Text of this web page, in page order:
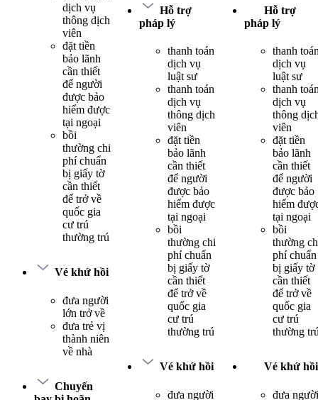
dịch vụ
thông dịch
viên
đặt tiền
bảo lãnh
cần thiết
để người
được bảo
hiểm được
tại ngoại
bồi
thường chi
phí chuẩn
bị giấy tờ
cần thiết
để trở về
quốc gia
cư trú
thường trú
Vé khứ hồi
đưa người
lớn trở về
đưa trẻ vị
thành niên
về nhà
Chuyến
Hỗ trợ
pháp lý
thanh toán
dịch vụ
luật sư
thanh toán
dịch vụ
thông dịch
viên
đặt tiền
bảo lãnh
cần thiết
để người
được bảo
hiểm được
tại ngoại
bồi
thường chi
phí chuẩn
bị giấy tờ
cần thiết
để trở về
quốc gia
cư trú
thường trú
Vé khứ hồi
đưa người
Hỗ trợ
pháp lý
thanh
dịch vụ
luật sư
thanh
dịch vụ
thông
viên
đặt tiền
bảo lãnh
cần thiết
để người
được bảo
hiểm
tại ngoại
bồi
thường
phí chuẩn
bị giấy tờ
cần thiết
để trở về
quốc gia
cư trú
thường
Vé khứ hồi
đưa người